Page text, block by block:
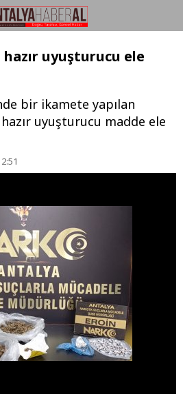
uyuşturucu ele
bir ikamete yapılan
uyuşturucu madde ele